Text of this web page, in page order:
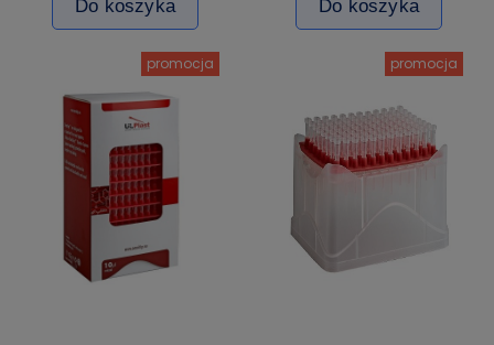
Do koszyka Do koszyka
promocja promocja